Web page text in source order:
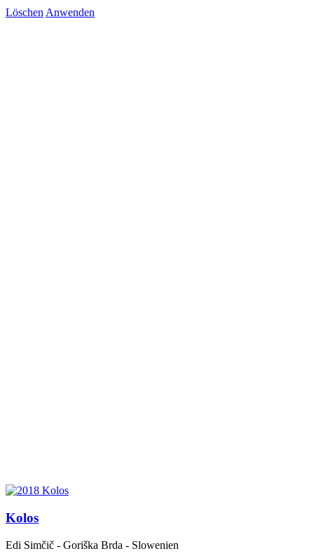
Löschen Anwenden
Kolos
Edi Simčič - Goriška Brda - Slowenien